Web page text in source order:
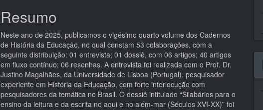
principal
Resumo
Neste ano de 2025, publicamos o vigésimo quarto volume dos Cadernos
de História da Educação, no qual constam 53 colaborações, com a
seguinte distribuição: 01 entrevista; 01 dossiê, com 06 artigos; 40 artigos
em fluxo contínuo; 06 resenhas. A entrevista foi realizada com o Prof. Dr.
Justino Magalhães, da Universidade de Lisboa (Portugal), pesquisador
experiente em História da Educação, com forte interlocução com
pesquisadores da temática no Brasil. O dossiê intitulado “Silabários para o
ensino da leitura e da escrita no aqui e no além-mar (Séculos XVI-XX)” foi